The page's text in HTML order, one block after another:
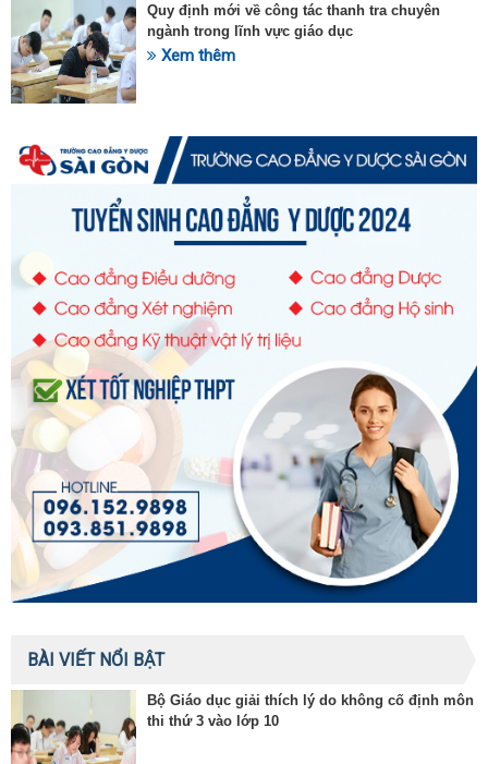
Quy định mới về công tác thanh tra chuyên
ngành trong lĩnh vực giáo dục
Xem thêm
BÀI VIẾT NỔI BẬT
Bộ Giáo dục giải thích lý do không cố định môn
thi thứ 3 vào lớp 10